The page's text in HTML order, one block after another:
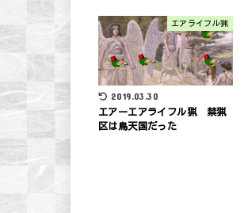
エアライフル猟
2019.03.30
エアーエアライフル猟 禁猟
区は鳥天国だった